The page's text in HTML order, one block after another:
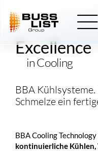
content
BUSSLIST BBA Cooling
Excellence
in Cooling
BBA
Schmelze ein
BBA Cooling
kontinuierliche